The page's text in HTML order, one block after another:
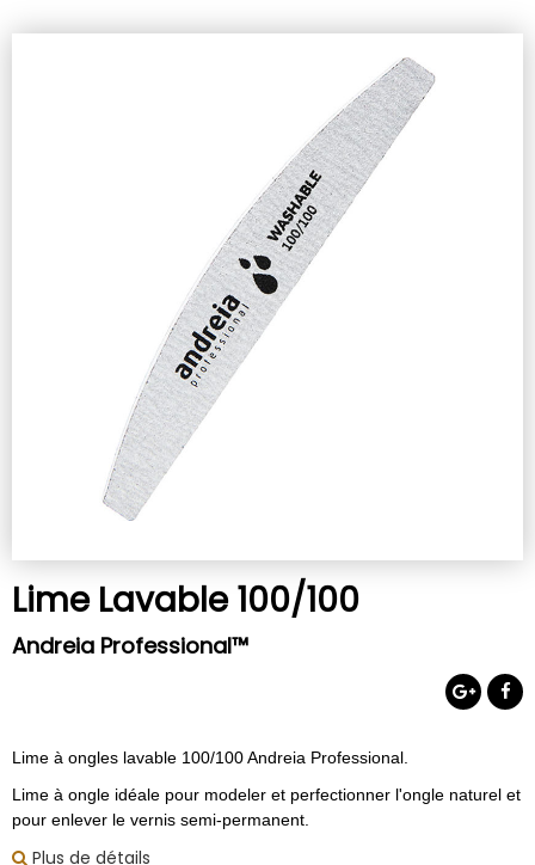
Lime Lavable 100/100
Andreia Professional™
Lime à ongles lavable 100/100 Andreia Professional.
Lime à ongle idéale pour modeler et perfectionner l'ongle naturel et
pour enlever le vernis semi-permanent.
Plus de détails